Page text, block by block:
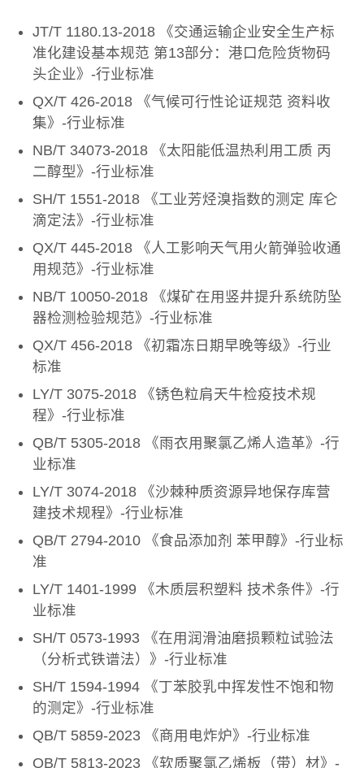
JT/T 1180.13-2018 《交通运输企业安全生产标
准化建设基本规范 第13部分：港口危险货物码
头企业》-行业标准
QX/T 426-2018 《气候可行性论证规范 资料收
集》-行业标准
NB/T 34073-2018 《太阳能低温热利用工质 丙
二醇型》-行业标准
SH/T 1551-2018 《工业芳烃溴指数的测定 库仑
滴定法》-行业标准
QX/T 445-2018 《人工影响天气用火箭弹验收通
用规范》-行业标准
NB/T 10050-2018 《煤矿在用竖井提升系统防坠
器检测检验规范》-行业标准
QX/T 456-2018 《初霜冻日期早晚等级》-行业
标准
LY/T 3075-2018 《锈色粒肩天牛检疫技术规
程》-行业标准
QB/T 5305-2018 《雨衣用聚氯乙烯人造革》-行
业标准
LY/T 3074-2018 《沙棘种质资源异地保存库营
建技术规程》-行业标准
QB/T 2794-2010 《食品添加剂 苯甲醇》-行业标
准
LY/T 1401-1999 《木质层积塑料 技术条件》-行
业标准
SH/T 0573-1993 《在用润滑油磨损颗粒试验法
（分析式铁谱法）》-行业标准
SH/T 1594-1994 《丁苯胶乳中挥发性不饱和物
的测定》-行业标准
QB/T 5859-2023 《商用电炸炉》-行业标准
QB/T 5813-2023 《软质聚氯乙烯板（带）材》-